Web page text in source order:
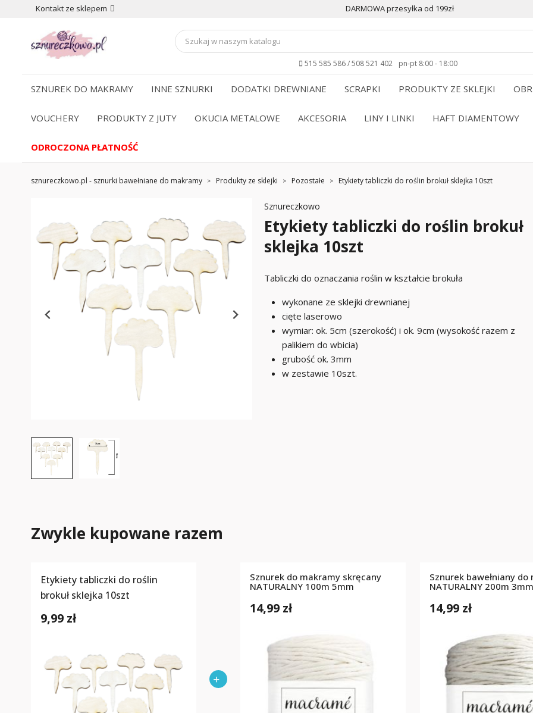
Kontakt ze sklepem DARMOWA przesyłka od 199zł
515 585 586 / 508 521 402 pn-pt 8:00 - 18:00
SZNUREK DO MAKRAMY INNE SZNURKI DODATKI DREWNIANE SCRAPKI PRODUKTY ZE SKLEJKI
VOUCHERY PRODUKTY Z JUTY OKUCIA METALOWE AKCESORIA LINY I LINKI HAFT DIAMENTOWY
ODROCZONA PŁATNOŚĆ
sznureczkowo.pl - sznurki bawełniane do makramy Produkty ze sklejki Pozostałe Etykiety tabliczki do roślin brokuł sklejka 10szt
Sznureczkowo
Etykiety tabliczki do roślin brokuł
sklejka 10szt
Tabliczki do oznaczania roślin w kształcie brokuła
wykonane ze sklejki drewnianej
cięte laserowo
wymiar: ok. 5cm (szerokość) i ok. 9cm (wysokość razem z
palikiem do wbicia)
grubość ok. 3mm
w zestawie 10szt.
Zwykle kupowane razem
Etykiety tabliczki do roślin
brokuł sklejka 10szt
9,99 zł
Sznurek do makramy skręcany
NATURALNY 100m 5mm
14,99 zł
Sznurek bawełniany do
NATURALNY 200m 3mm
14,99 zł